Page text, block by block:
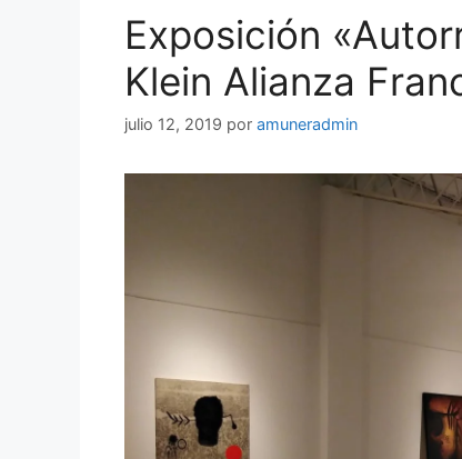
Exposición
Klein Alianza
julio 12, 2019 por amuneradmin